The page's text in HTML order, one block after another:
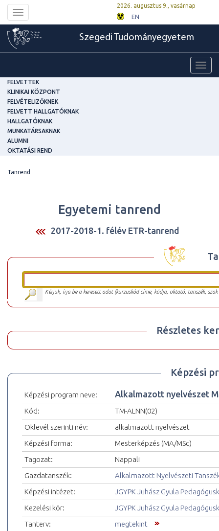
Toggle
navigation
2026. augusztus 9., vasárnap
EN
Szegedi Tudományegyetem
FELVETTEK
KLINIKAI KÖZPONT
FELVÉTELIZŐKNEK
FELVETT HALLGATÓKNAK
HALLGATÓKNAK
MUNKATÁRSAKNAK
ALUMNI
OKTATÁSI REND
Tanrend
Egyetemi tanrend
2017-2018-1. félév ETR-tanrend
Kérjük, írja be a keresett adat (kurzuskód címe, kódja, oktató, tanszék,
Részletes
Képzési
Képzési program neve: Alkalmazott nyelvészet
Kód:
TM-ALNN(02)
Oklevél szerinti név:
alkalmazott nyelvészet
Képzési forma:
Mesterképzés (MA/MSc)
Tagozat:
Nappali
Gazdatanszék:
Alkalmazott Nyelvészeti
Képzési intézet:
JGYPK Juhász Gyula
Kezelési kör:
JGYPK Juhász Gyula
Tanterv:
megtekint